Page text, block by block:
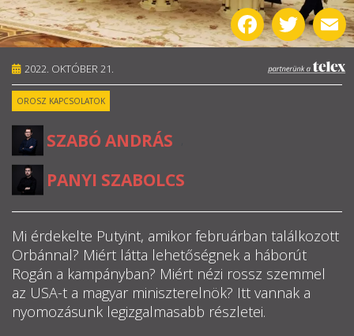
ALAPELVEK
CSAPAT
MŰKÖDÉS
TÁMOGATÁS
1%



2022. OKTÓBER 21.
OROSZ KAPCSOLATOK
SZABÓ ANDRÁS
PANYI SZABOLCS
Mi érdekelte Putyint, amikor februárban találkozott
Orbánnal? Miért látta lehetőségnek a háborút
Rogán a kampányban? Miért nézi rossz szemmel
az USA-t a magyar miniszterelnök? Itt vannak a
nyomozásunk legizgalmasabb részletei.
FacebookTwitter